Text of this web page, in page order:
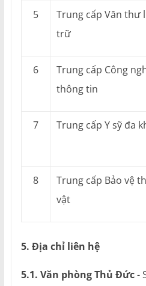
5
Trung cấp Văn thư
trữ
6
Trung cấp Công
thông tin
7 Trung cấp Y sỹ đa
8
Trung cấp Bảo vệ
vật
5. Địa chỉ liên hệ
5.1. Văn phòng Thủ Đức-